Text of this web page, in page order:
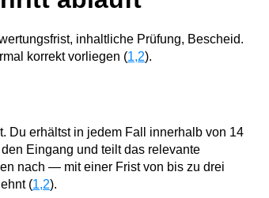
inhaltliche Prüfung, Bescheid.
korrekt vorliegen (1,2).
Du erhältst in jedem Fall innerhalb von 14
Eingang und teilt das relevante
nach — mit einer Frist von bis zu drei
(1,2).